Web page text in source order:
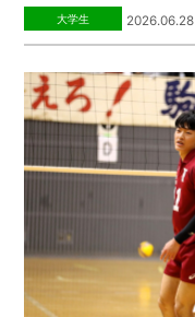
大学生 2026.06.28